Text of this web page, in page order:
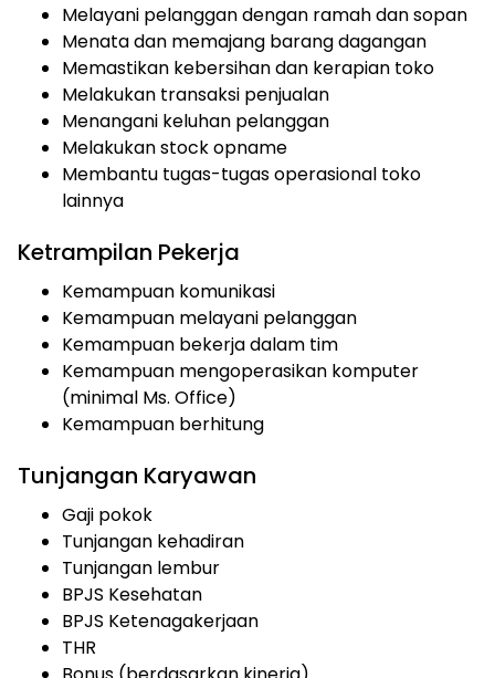
Melayani pelanggan dengan ramah dan sopan
Menata dan memajang barang dagangan
Memastikan kebersihan dan kerapian toko
Melakukan transaksi penjualan
Menangani keluhan pelanggan
Melakukan stock opname
Membantu tugas-tugas operasional toko
lainnya
Ketrampilan Pekerja
Kemampuan komunikasi
Kemampuan melayani pelanggan
Kemampuan bekerja dalam tim
Kemampuan mengoperasikan komputer
(minimal Ms. Office)
Kemampuan berhitung
Tunjangan Karyawan
Gaji pokok
Tunjangan kehadiran
Tunjangan lembur
BPJS Kesehatan
BPJS Ketenagakerjaan
THR